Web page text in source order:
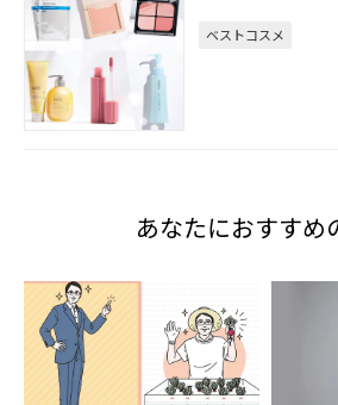
ベストコスメ
あなたにおすすめ